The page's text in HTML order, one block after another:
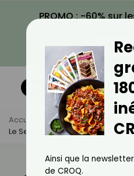
PROMO : -60% sur
VOIR
Accueil Actus
Alimentation
Le Seitan : Alternative Protéinée
Ainsi que la
de CROQ.